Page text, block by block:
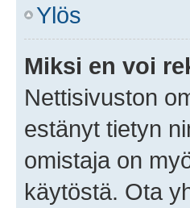
Ylös
Miksi en voi
Nettisivuston
estänyt tietyn
omistaja on
käytöstä. Ota